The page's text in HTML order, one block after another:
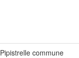
Pipistrelle commune